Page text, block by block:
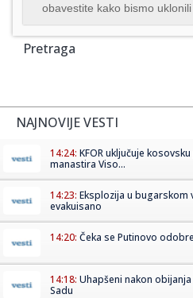
obavestite kako bismo
Pretraga
NAJNOVIJE VESTI
14:24: KFOR uključuje
manastira Viso...
14:23: Eksplozija u
evakuisano
14:20: Čeka se Putinovo
14:18: Uhapšeni nakon
Sadu